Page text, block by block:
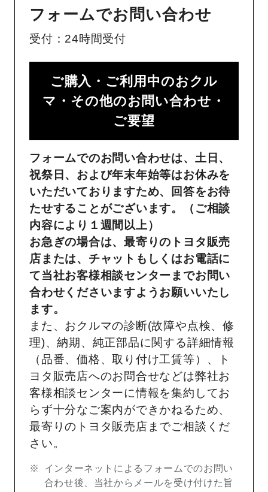
フォームでお問い合わせ
受付：24時間受付
ご購入・ご利用中のおクル
マ・その他のお問い合わせ・
ご要望​
フォームでのお問い合わせは、土日、
祝祭日、および年末年始等はお休みを
いただいておりますため、回答をお待
たせすることがございます。（ご相談
内容により１週間以上）
お急ぎの場合は、最寄りのトヨタ販売
店または、チャットもしくはお電話に
て当社お客様相談センターまでお問い
合わせくださいますようお願いいたし
ます。
また、おクルマの診断(故障や点検、修
理)、納期、純正部品に関する詳細情報
（品番、価格、取り付け工賃等）、ト
ヨタ販売店へのお問合せなどは弊社お
客様相談センターに情報を集約してお
らず十分なご案内ができかねるため、
最寄りのトヨタ販売店までご相談くだ
さい。
インターネットによるフォームでのお問い
合わせ後、当社からメールを受け付けた旨